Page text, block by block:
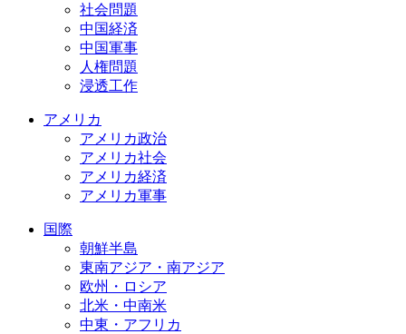
社会問題
中国経済
中国軍事
人権問題
浸透工作
アメリカ
アメリカ政治
アメリカ社会
アメリカ経済
アメリカ軍事
国際
朝鮮半島
東南アジア・南アジア
欧州・ロシア
北米・中南米
中東・アフリカ